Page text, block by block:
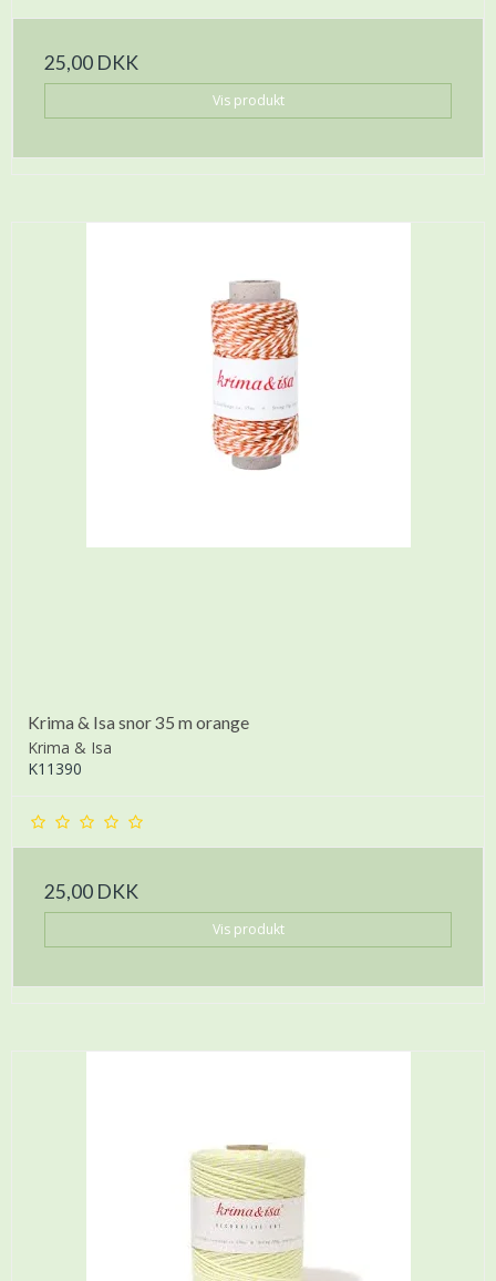
25,00 DKK
Vis produkt
Krima & Isa snor 35 m orange
Krima & Isa
K11390
25,00 DKK
Vis produkt